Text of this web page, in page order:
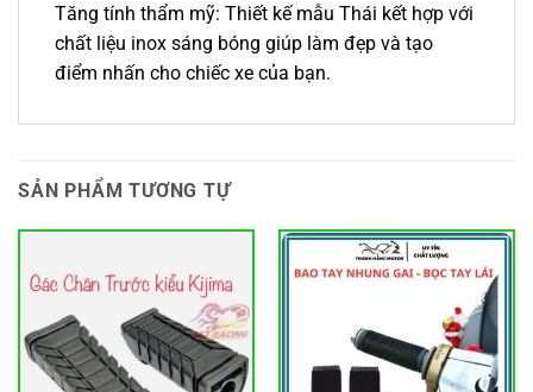
Tăng tính thẩm mỹ: Thiết kế mẫu Thái kết hợp với
chất liệu inox sáng bóng giúp làm đẹp và tạo
điểm nhấn cho chiếc xe của bạn.
SẢN PHẨM TƯƠNG TỰ